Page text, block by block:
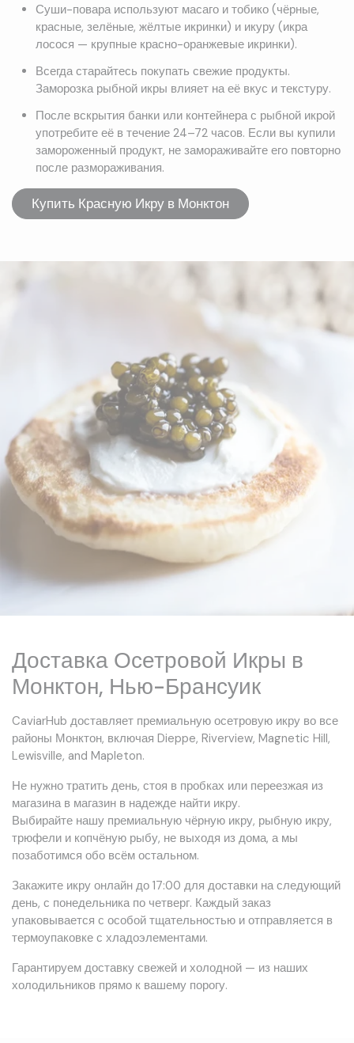
Суши-повара используют масаго и тобико (чёрные,
красные, зелёные, жёлтые икринки) и икуру (икра
лосося — крупные красно-оранжевые икринки).
Всегда старайтесь покупать свежие продукты.
Заморозка рыбной икры влияет на её вкус и текстуру.
После вскрытия банки или контейнера с рыбной икрой
употребите её в течение 24–72 часов. Если вы купили
замороженный продукт, не замораживайте его повторно
после размораживания.
Купить Красную Икру в Монктон
Доставка Осетровой Икры в
Монктон, Нью-Брансуик
CaviarHub доставляет премиальную осетровую икру во все
районы Монктон, включая Dieppe, Riverview, Magnetic Hill,
Lewisville, and Mapleton.
Не нужно тратить день, стоя в пробках или переезжая из
магазина в магазин в надежде найти икру.
Выбирайте нашу премиальную чёрную икру, рыбную икру,
трюфели и копчёную рыбу, не выходя из дома, а мы
позаботимся обо всём остальном.
Закажите икру онлайн до 17:00 для доставки на следующий
день, с понедельника по четверг. Каждый заказ
упаковывается с особой тщательностью и отправляется в
термоупаковке с хладоэлементами.
Гарантируем доставку свежей и холодной — из наших
холодильников прямо к вашему порогу.